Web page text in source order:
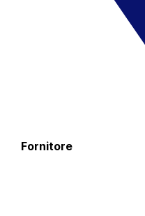
Fornitore